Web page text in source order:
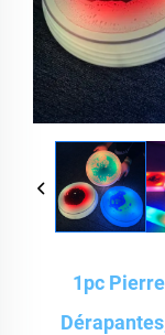
1pc